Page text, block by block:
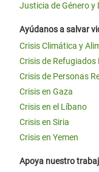
Justicia de Género y
Ayúdanos a salvar
Crisis Climática y
Crisis de Refugiados
Crisis de Personas
Crisis en Gaza
Crisis en el Líbano
Crisis en Siria
Crisis en Yemen
Apoya nuestro